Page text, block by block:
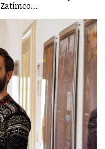
Zatímco…